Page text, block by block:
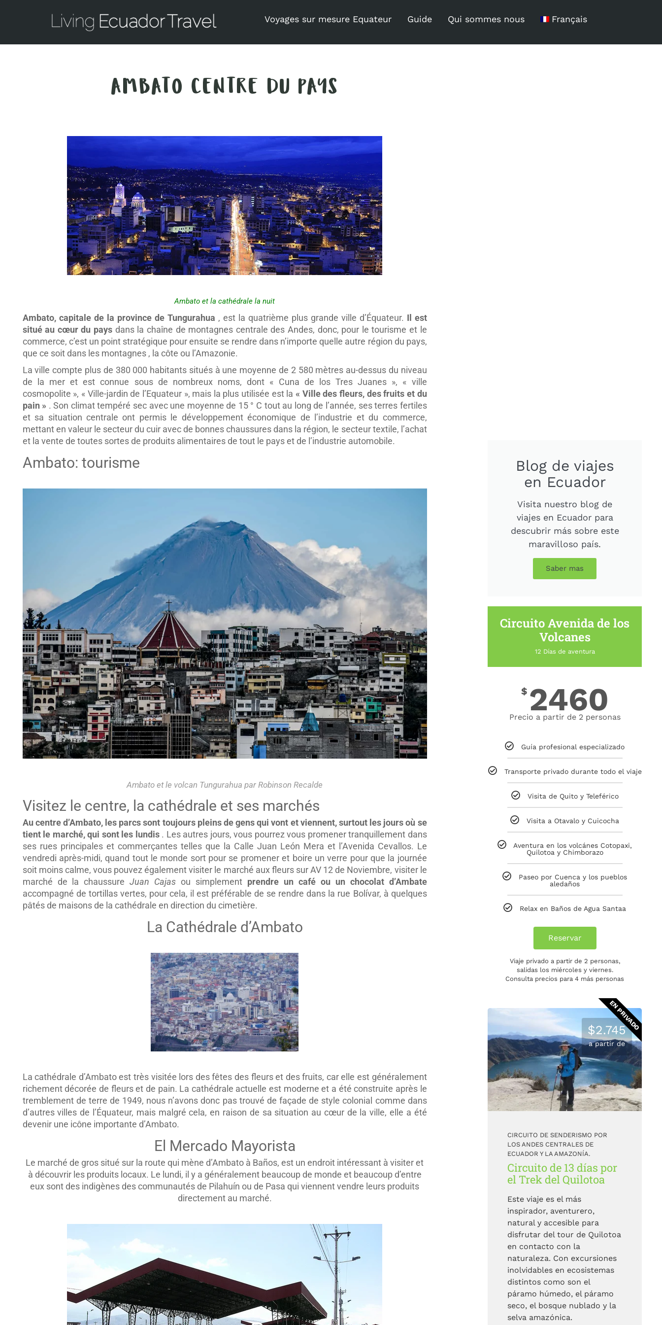
Voyages sur mesure Equateur Guide Qui sommes nous Français
AMBATO CENTRE DU PAYS
Ambato et la cathédrale la nuit
Ambato, capitale de la province de Tungurahua , est la quatrième plus grande ville d’Équateur. Il est
situé au cœur du pays dans la chaîne de montagnes centrale des Andes, donc, pour le tourisme et le
commerce, c’est un point stratégique pour ensuite se rendre dans n’importe quelle autre région du pays,
que ce soit dans les montagnes , la côte ou l’Amazonie.
La ville compte plus de 380 000 habitants situés à une moyenne de 2 580 mètres au-dessus du niveau
de la mer et est connue sous de nombreux noms, dont « Cuna de los Tres Juanes », « ville
cosmopolite », « Ville-jardin de l’Equateur », mais la plus utilisée est la« Ville des fleurs, des fruits et du
pain » . Son climat tempéré sec avec une moyenne de 15 ° C tout au long de l’année, ses terres fertiles
et sa situation centrale ont permis le développement économique de l’industrie et du commerce,
mettant en valeur le secteur du cuir avec de bonnes chaussures dans la région, le secteur textile, l’achat
et la vente de toutes sortes de produits alimentaires de tout le pays et de l’industrie automobile.
Ambato: tourisme
Ambato et le volcan Tungurahua par Robinson Recalde
Visitez le centre, la cathédrale et ses marchés
Au centre d’Ambato, les parcs sont toujours pleins de gens qui vont et viennent, surtout les jours où se
tient le marché, qui sont les lundis . Les autres jours, vous pourrez vous promener tranquillement dans
ses rues principales et commerçantes telles que la Calle Juan León Mera et l’Avenida Cevallos. Le
vendredi après-midi, quand tout le monde sort pour se promener et boire un verre pour que la journée
soit moins calme, vous pouvez également visiter le marché aux fleurs sur AV 12 de Noviembre, visiter le
marché de la chaussureJuan Cajasou simplement prendre un café ou un chocolat d’Ambate
accompagné de tortillas vertes, pour cela, il est préférable de se rendre dans la rue Bolívar, à quelques
pâtés de maisons de la cathédrale en direction du cimetière.
La Cathédrale d’Ambato
La cathédrale d’Ambato est très visitée lors des fêtes des fleurs et des fruits, car elle est généralement
richement décorée de fleurs et de pain. La cathédrale actuelle est moderne et a été construite après le
tremblement de terre de 1949, nous n’avons donc pas trouvé de façade de style colonial comme dans
d’autres villes de l’Équateur, mais malgré cela, en raison de sa situation au cœur de la ville, elle a été
devenir une icône importante d’Ambato.
El Mercado Mayorista
Le marché de gros situé sur la route qui mène d’Ambato à Baños, est un endroit intéressant à visiter et
à découvrir les produits locaux. Le lundi, il y a généralement beaucoup de monde et beaucoup d’entre
eux sont des indigènes des communautés de Pilahuín ou de Pasa qui viennent vendre leurs produits
directement au marché.
Blog de viajes
en Ecuador
Visita nuestro blog de
viajes en Ecuador para
descubrir más sobre este
maravilloso país.
Saber mas
Circuito Avenida de los
Volcanes
12 Días de aventura
$ 2460
Precio a partir de 2 personas
Guía profesional especializado
Transporte privado durante todo el viaje
Visita de Quito y Teleférico
Visita a Otavalo y Cuicocha
Aventura en los volcánes Cotopaxi,
Quilotoa y Chimborazo
Paseo por Cuenca y los pueblos
aledaños
Relax en Baños de Agua Santaa
Reservar
Viaje privado a partir de 2 personas,
salidas los miércoles y viernes.
Consulta precios para 4 más personas
EN PRIVADO
$2.745
a partir de
CIRCUITO DE SENDERISMO POR
LOS ANDES CENTRALES DE
ECUADOR Y LA AMAZONÍA.
Circuito de 13 días por
el Trek del Quilotoa
Este viaje es el más
inspirador, aventurero,
natural y accesible para
disfrutar del tour de Quilotoa
en contacto con la
naturaleza. Con excursiones
inolvidables en ecosistemas
distintos como son el
páramo húmedo, el páramo
seco, el bosque nublado y la
selva amazónica.